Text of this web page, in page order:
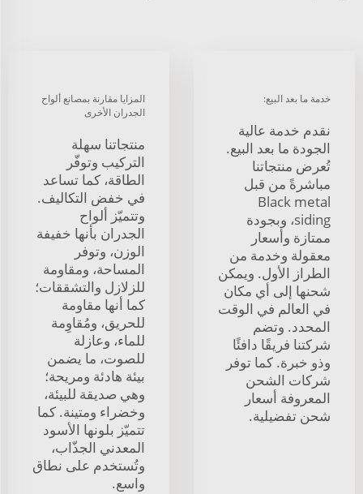
خدمة ما بعد البيع:
نقدم خدمة عالية
الجودة ما بعد البيع.
تُعرض منتجاتنا
مباشرةً من قبل
Black metal
siding، وبجودة
ممتازة وأسعار
معقولة وخدمة من
الطراز الأول. ويمكن
شحنها إلى أي مكان
في العالم في الوقت
المحدد. وتضم
شركتنا فريقًا دافئًا
وذو خبرة. كما توفر
شركات الشحن
المعروفة أسعار
شحن تفضيلية.
المزايا مقارنة بمصانع ألواح
الجدران الأخرى
منتجاتنا سهلة
التركيب وتوفّر
الطاقة، كما تساعد
في خفض التكاليف.
وتتميّز ألواح
الجدران بأنها خفيفة
الوزن، وتوفر
المساحة، ومقاومة
للزلازل والتشققات؛
كما أنها مقاومة
للحريق، ومُقاوِمة
للماء، وعازلة
للصوت، ما يضمن
بيئة هادئة ومريحة؛
وهي صديقة للبيئة،
وخضراء ومتينة. كما
تتميّز بلونها الأسود
المعدني الجذّاب،
وتُستخدم على نطاق
واسع.